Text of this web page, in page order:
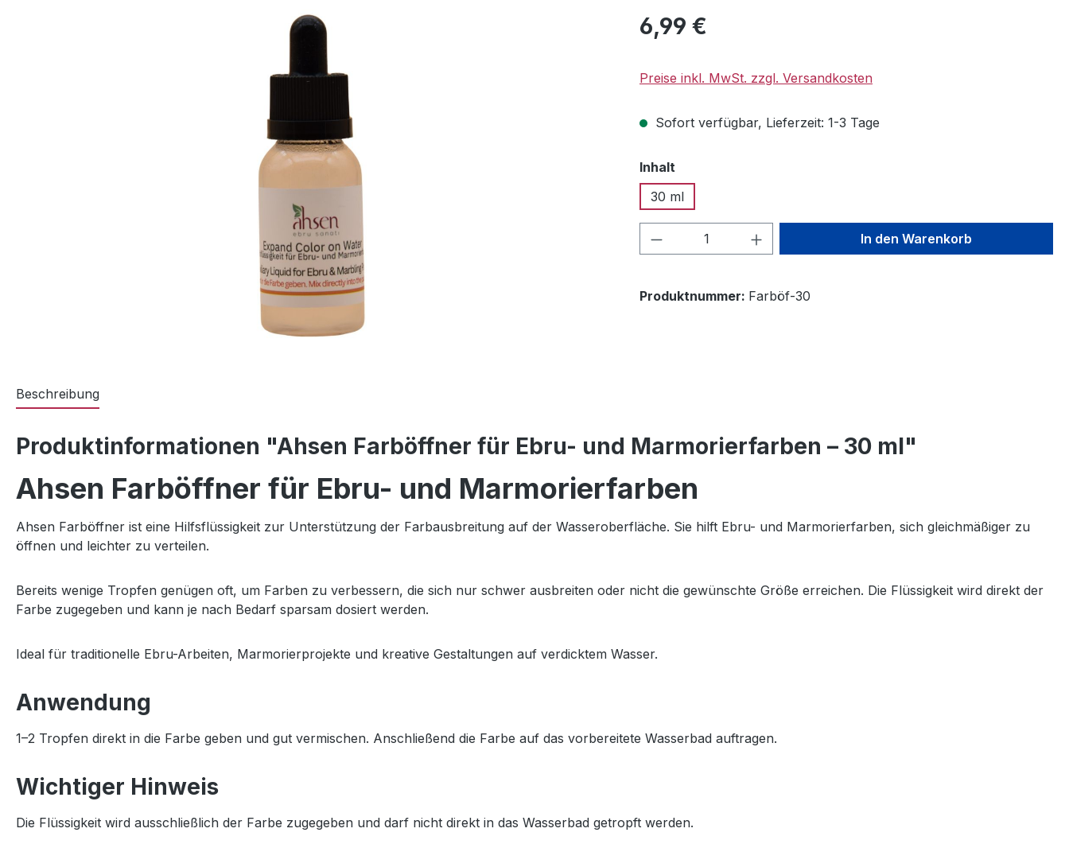
Regulärer Preis:
6,99 €
Preise inkl. MwSt. zzgl. Versandkosten
Sofort verfügbar, Lieferzeit: 1-3 Tage
Inhalt
30 ml
Produkt Anzahl: Gib den gewünschten Wert
In den Warenkorb
Produktnummer: Farböf-30
Beschreibung
Produktinformationen "Ahsen Farböffner für Ebru- und Marmorierfarben – 30 ml"
Ahsen Farböffner für Ebru- und Marmorierfarben
Ahsen Farböffner ist eine Hilfsflüssigkeit zur Unterstützung der Farbausbreitung auf der Wasseroberfläche. Sie hilft Ebru- und Marmorierfarben, sich gleichmäßiger zu
öffnen und leichter zu verteilen.
Bereits wenige Tropfen genügen oft, um Farben zu verbessern, die sich nur schwer ausbreiten oder nicht die gewünschte Größe erreichen. Die Flüssigkeit wird direkt der
Farbe zugegeben und kann je nach Bedarf sparsam dosiert werden.
Ideal für traditionelle Ebru-Arbeiten, Marmorierprojekte und kreative Gestaltungen auf verdicktem Wasser.
Anwendung
1–2 Tropfen direkt in die Farbe geben und gut vermischen. Anschließend die Farbe auf das vorbereitete Wasserbad auftragen.
Wichtiger Hinweis
Die Flüssigkeit wird ausschließlich der Farbe zugegeben und darf nicht direkt in das Wasserbad getropft werden.